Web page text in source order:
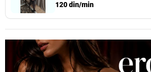
120 din/min